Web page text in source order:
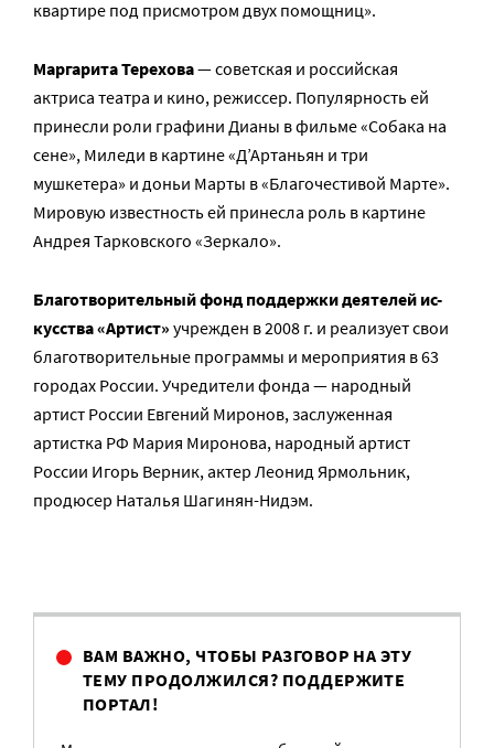
квартире под присмотром двух помощниц».
Маргарита Терехова— советская и российская
актриса театра и кино, режиссер. Популярность ей
принесли роли графини Дианы в фильме «Собака на
сене», Миледи в картине «Д’Артаньян и три
мушкетера» и доньи Марты в «Благочестивой Марте».
Мировую известность ей принесла роль в картине
Андрея Тарковского «Зеркало».
Бла­го­тво­ри­тель­ный фонд под­держ­ки де­я­те­лей ис­
кус­ства«Ар­тист» учре­жден в 2008 г. и реализует свои
благотворительные программы и мероприятия в 63
городах России. Учредители фонда — народный
артист России Евгений Миронов, заслуженная
артистка РФ Мария Миронова, народный артист
России Игорь Верник, актер Леонид Ярмольник,
продюсер Наталья Шагинян-Нидэм.
ВАМ ВАЖНО, ЧТОБЫ РАЗГОВОР НА ЭТУ
ТЕМУ ПРОДОЛЖИЛСЯ? ПОДДЕРЖИТЕ
ПОРТАЛ!